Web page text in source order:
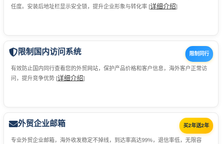
任度。安装后地址栏显示安全锁，提升企业形象与转化率 [详细介绍]
限制同行
限制国内访问系统
有效防止国内同行查看您的外贸网站，保护产品价格和客户信息，海外客户正常访
问，提升竞争优势 [详细介绍]
买2年送2年
外贸企业邮箱
专业外贸企业邮箱，海外收发稳定不掉线，到达率高达99%，退信率低，无限容